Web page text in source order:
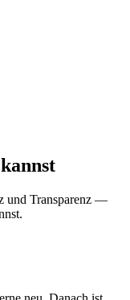
und Transparenz —